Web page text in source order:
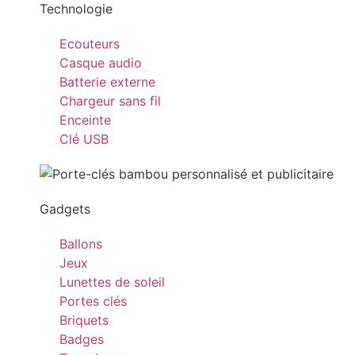
Technologie
Ecouteurs
Casque audio
Batterie externe
Chargeur sans fil
Enceinte
Clé USB
Gadgets
Ballons
Jeux
Lunettes de soleil
Portes clés
Briquets
Badges